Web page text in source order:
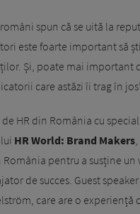
spun că se uită la
este foarte important să
Și, poate mai important
care astăzi îi trag în
HR din România cu
HR World: Brand Makers
pentru a susține un
de succes. Guest
care are o experiență